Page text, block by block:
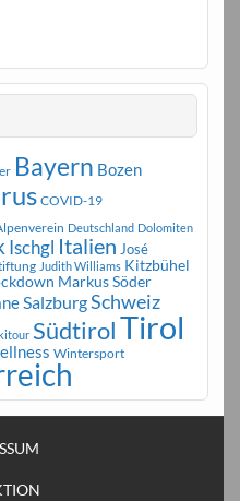
Bayern Bozen
COVID-19
Deutschland Dolomiten
Ischgl Italien José
Judith Williams Kitzbühel
Markus Söder
SalzburgSchweiz
SüdtirolTirol
Wintersport